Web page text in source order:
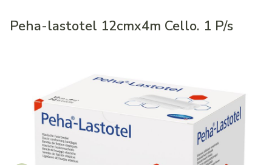
Peha-lastotel 12cmx4m Cello. 1 P/s